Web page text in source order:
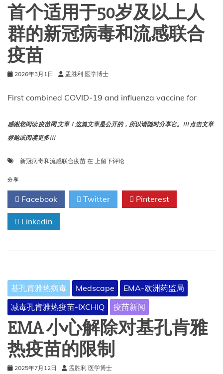
的
建
议
首个适用于50岁及以上人
群的新冠病毒和流感联合
疫苗
2026年3月1日 孟胜利 医学博士
First combined COVID-19 and influenza vaccine for
感谢您阅读 疫苗网 文章！这篇文章是公开的，所以请随时分享它。!!! 点击文章
标题或阅读更多!!!
新冠病毒和流感联合疫苗 在 首
用
于
50
的
新
冠
病
毒
和
流
感
联
合
上留下评论
分享
Facebook Twitter Pinterest
Linkedin
基孔肯雅热病毒 Medscape
EMA-欧洲药监局
减毒孔肯雅热疫苗-IXCHIQ
疫苗新闻
EMA 小心解除对基孔肯雅
热疫苗的限制
2025年7月12日 孟胜利 医学博士